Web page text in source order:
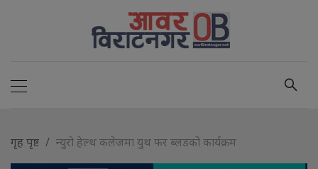
गृह पृष्ट न्युरो हेल्थ कलेजमा युथ फर ब्लडको कार्यक्रम